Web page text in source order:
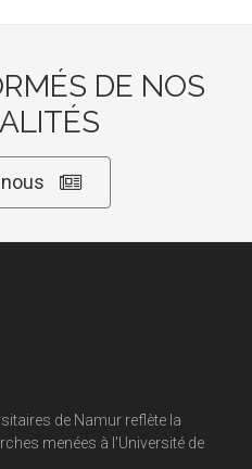
DE NOS
de Namur reflète la
menées à l'Université de